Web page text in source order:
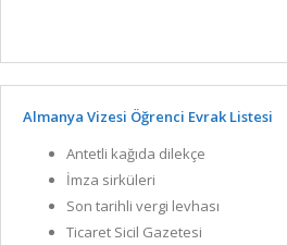
Almanya Vizesi Öğrenci Evrak Listesi
Antetli kağıda dilekçe
İmza sirküleri
Son tarihli vergi levhası
Ticaret Sicil Gazetesi